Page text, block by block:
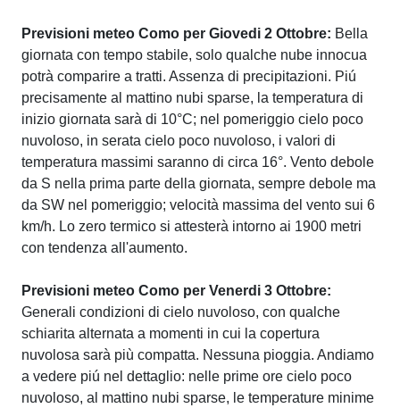
Previsioni meteo Como per Giovedi 2 Ottobre: Bella
giornata con tempo stabile, solo qualche nube innocua
potrà comparire a tratti. Assenza di precipitazioni. Piú
precisamente al mattino nubi sparse, la temperatura di
inizio giornata sarà di 10°C; nel pomeriggio cielo poco
nuvoloso, in serata cielo poco nuvoloso, i valori di
temperatura massimi saranno di circa 16°. Vento debole
da S nella prima parte della giornata, sempre debole ma
da SW nel pomeriggio; velocità massima del vento sui 6
km/h. Lo zero termico si attesterà intorno ai 1900 metri
con tendenza all'aumento.
Previsioni meteo Como per Venerdi 3 Ottobre:
Generali condizioni di cielo nuvoloso, con qualche
schiarita alternata a momenti in cui la copertura
nuvolosa sarà più compatta. Nessuna pioggia. Andiamo
a vedere piú nel dettaglio: nelle prime ore cielo poco
nuvoloso, al mattino nubi sparse, le temperature minime